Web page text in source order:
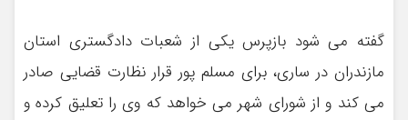
گفته می شود بازپرس یکی از شعبات دادگستری استان
مازندران در ساری، برای مسلم پور قرار نظارت قضایی صادر
می کند و از شورای شهر می خواهد که وی را تعلیق کرده و